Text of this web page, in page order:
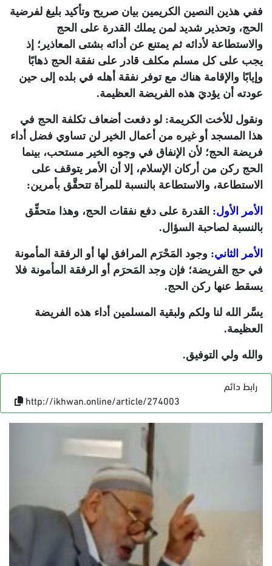
ففي هذين النصين الكريمين بيان صريح وتأكيد بليغ لفرضية
الحج، وتحذير شديد لمن يملك القدرة على الحج
والاستطاعة لأدائه ثم يمتنع عن أدائه بشتى المعاذير؛ إذ
يجب على كل مسلم مكلف قادر على نفقة الحج ذهابًا
وإيابًا والإقامة هناك مع توفر نفقة أهله في بلده إلى حين
عودته أن يؤديَ هذه الفريضة العظيمة.
ونقول للأخت الكريمة: لو دفعت أضعاف تكلفة الحج في
هذا المسجد أو غيره من أعمال الخير لن تساوي فضل أداء
فريضة الحج؛ لأن الإنفاق في وجوه الخير مستحب، بينما
الحج ركن من أركان الإسلام، إلا أن الأمر يتوقف على
الاستطاعة، والاستطاعة بالنسبة للمرأة تتحقَّق بأمرين:
الأمر الأول: القدرة على دفع نفقات الحج، وهذا متحقِّق
بالنسبة لصاحبة السؤال.
الأمر الثاني: وجود المَحْرَم المرافق لها أو الرفقة المأمونة
في حج الفريضة؛ فإن وجد المَحرَم أو الرفقة المأمونة فلا
يسقط عنها ركن الحج.
يسَّر الله لنا ولكم ولبقية المسلمين أداء هذه الفريضة
العظيمة.
والله ولي التوفيق.
رابط دائم
http://ikhwan.online/article/274003